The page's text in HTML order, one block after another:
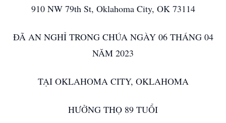
910 NW 79th St, Oklahoma City, OK 73114
ĐÃ AN NGHỈ TRONG CHÚA NGÀY 06 THÁNG 04
NĂM 2023
TẠI OKLAHOMA CITY, OKLAHOMA
HƯỞNG THỌ 89 TUỔI